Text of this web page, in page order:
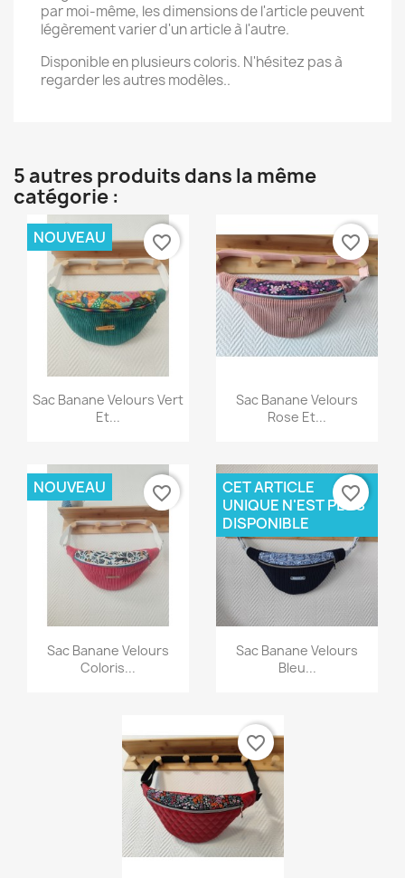
par moi-même, les dimensions de l'article peuvent
légèrement varier d'un article à l'autre.
Disponible en plusieurs coloris. N'hésitez pas à
regarder les autres modèles..
5 autres produits dans la même
catégorie :
Aperçu rapide
Sac Banane Velours Vert
Et...
NOUVEAU favorite_border
Aperçu rapide
Sac Banane Velours
Rose Et...
favorite_border
Aperçu rapide
Sac Banane Velours
Coloris...
NOUVEAU favorite_border
Aperçu rapide
Sac Banane Velours
Bleu...
CET ARTICLE
UNIQUE N'EST PLUS
DISPONIBLE
favorite_border
favorite_border